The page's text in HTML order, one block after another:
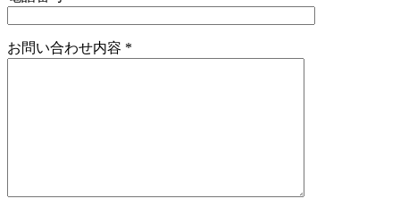
お問い合わせ内容 *